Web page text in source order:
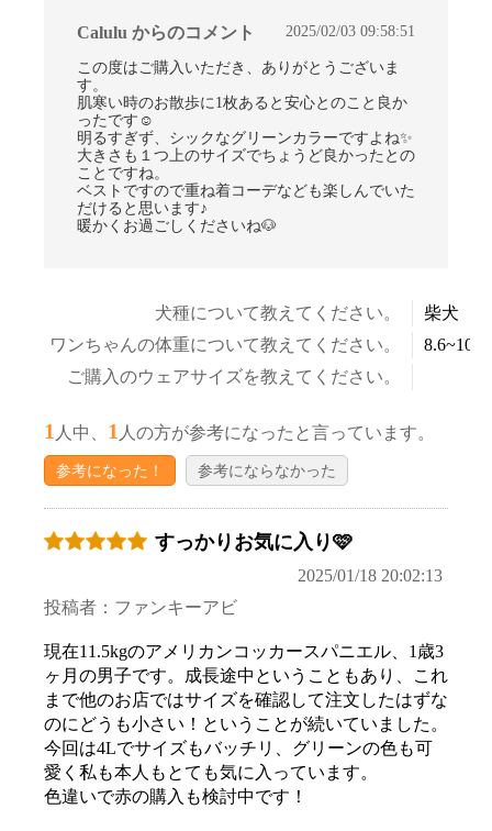
Calulu からのコメント 2025/02/03 09:58:51
この度はご購入いただき、ありがとうございま
す。
肌寒い時のお散歩に1枚あると安心とのこと良か
ったです☺
明るすぎず、シックなグリーンカラーですよね✨
大きさも１つ上のサイズでちょうど良かったとの
ことですね。
ベストですので重ね着コーデなども楽しんでいた
だけると思います♪
暖かくお過ごしくださいね🐶
犬種について教えてください。
柴犬
ワンちゃんの体重について教えてください。
ご購入のウェアサイズを教えてください。
1 人中、 1 人の方が参考になったと言っています。
参考になった！ 参考にならなかった
すっかりお気に入り🩷
2025/01/18 20:02:13
投稿者：ファンキーアビ
現在11.5kgのアメリカンコッカースパニエル、1歳3
ヶ月の男子です。成長途中ということもあり、これ
まで他のお店ではサイズを確認して注文したはずな
のにどうも小さい！ということが続いていました。
今回は4Lでサイズもバッチリ、グリーンの色も可
愛く私も本人もとても気に入っています。
色違いで赤の購入も検討中です！